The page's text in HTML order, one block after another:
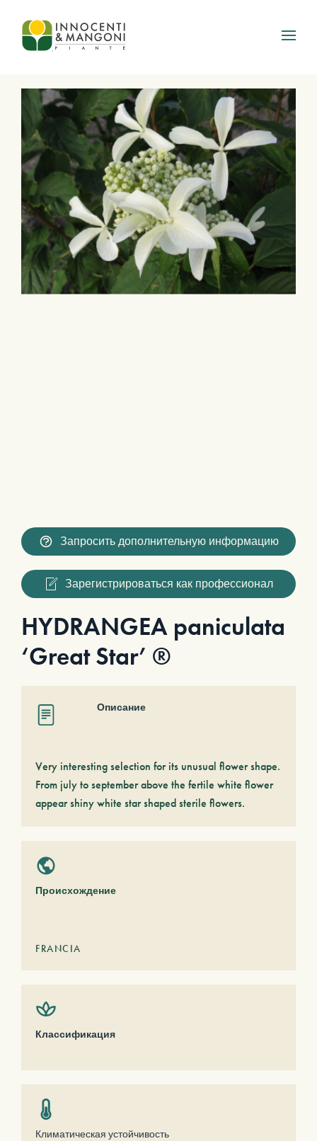
Skip to main content
Запросить дополнительную информацию
Зарегистрироваться как профессионал
HYDRANGEA paniculata
‘Great Star’ ®
Описание
Very interesting selection for its unusual flower shape.
From july to september above the fertile white flower
appear shiny white star shaped sterile flowers.
Происхождение
FRANCIA
Классификация
Климатическая устойчивость